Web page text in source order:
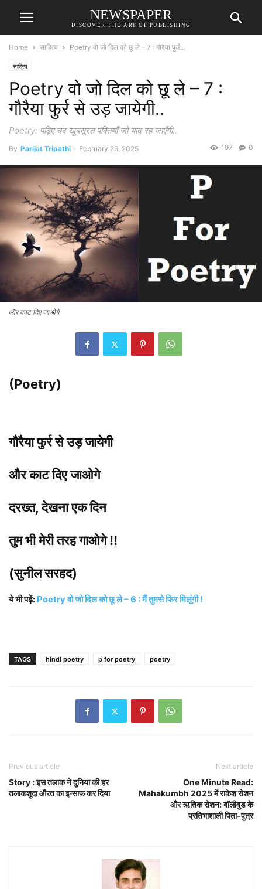
NEWSPAPER
DISCOVER THE ART OF PUBLISHING
Home साहित्य Poetry वो जो दिल को छू ले – 7 : गौरैया फुर्र...
साहित्य
Poetry वो जो दिल को छू ले – 7 :
गौरैया फुर्र से उड़ जायेगी..
Poetry: पढ़िए चंद खूबसूरत पंक्तियाँ जो याद रह जाएँगी..
By Parijat Tripathi - February 26, 2025 0
197
और काट दिए जाओगे
(Poetry)
गौरैया फुर्र से उड़ जायेगी
और काट दिए जाओगे
दरख्त, देखना एक दिन
तुम भी मेरी तरह गाओगे !!
(सुनील सरहद)
ये भी पढ़ें: Poetry वो जो दिल को छू ले – 6 : मैं तुमसे फिर मिलूंगी !
TAGS hindi poetry p for poetry poetry
Previous article
Story : इस तलाक ने दुनिया की हर
तलाकशुदा औरत का इन्साफ कर दिया
Next article
One Minute Read:
Mahakumbh 2025 में राकेश रोशन
और ऋतिक रोशन: बॉलीवुड के
प्रतिभाशाली पिता-पुत्र